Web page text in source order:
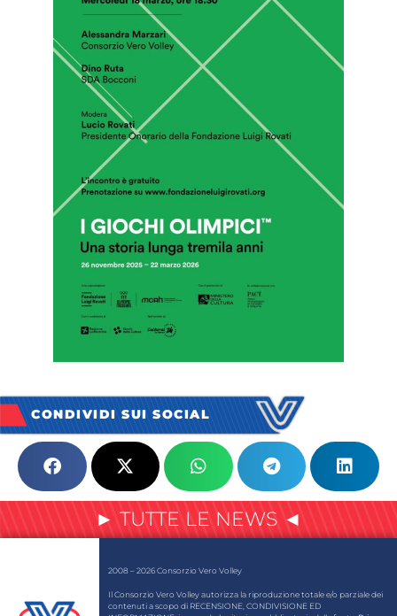
CONDIVIDI SUI SOCIAL
► TUTTE LE NEWS ◄
2008 – 2026 Consorzio Vero Volley
Il Consorzio Vero Volley autorizza la riproduzione totale e/o parziale dei
contenuti a scopo di RECENSIONE, CONDIVISIONE ED